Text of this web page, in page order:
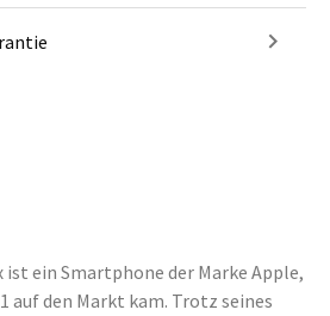
ist ein Smartphone der Marke Apple,
auf den Markt kam. Trotz seines